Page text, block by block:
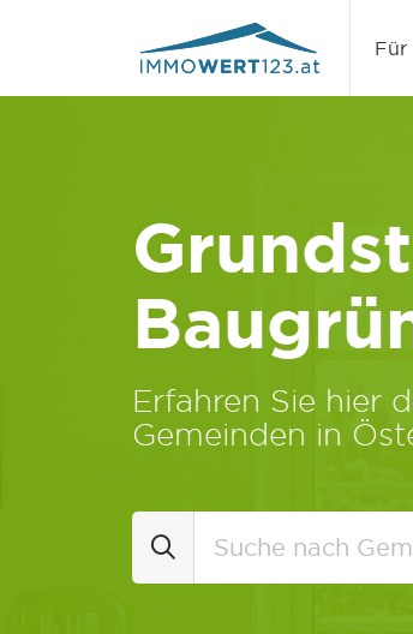
Für
Erfahren Sie hier
Gemeinden in